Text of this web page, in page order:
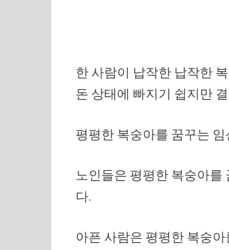
한 사람이 납작한 납작한
돈 상태에 빠지기 쉽지만
평평한 복숭아를 꿈꾸는
노인들은 평평한 복숭아를
다.
아픈 사람은 평평한 복숭